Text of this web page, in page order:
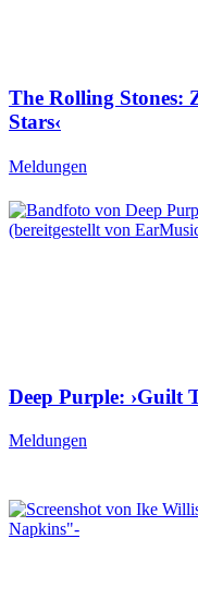
The Rolling Stones:
Stars‹
Meldungen
Deep Purple: ›Guilt
Meldungen